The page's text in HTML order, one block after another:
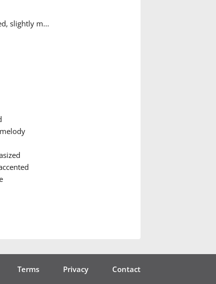
slightly m...
Terms Privacy Contact